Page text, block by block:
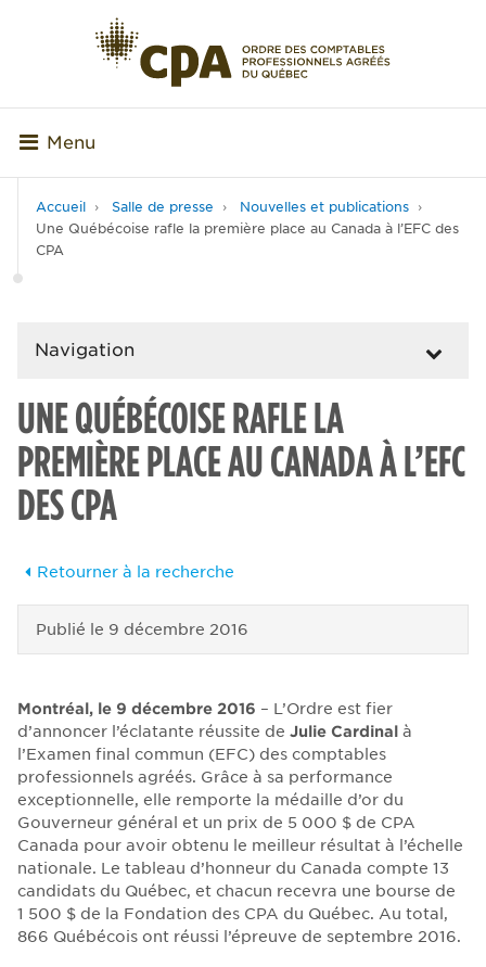
Menu
Accueil Salle de presse
Nouvelles et publications
Une Québécoise rafle la première place au Canada à l’EFC des
CPA
Navigation
UNE QUÉBÉCOISE RAFLE LA
PREMIÈRE PLACE AU CANADA À L’EFC
DES CPA
Retourner à la recherche
Publié le 9 décembre 2016
Montréal, le 9 décembre 2016 – L’Ordre est fier
d’annoncer l’éclatante réussite de Julie Cardinal à
l’Examen final commun (EFC) des comptables
professionnels agréés. Grâce à sa performance
exceptionnelle, elle remporte la médaille d’or du
Gouverneur général et un prix de 5 000 $ de CPA
Canada pour avoir obtenu le meilleur résultat à l’échelle
nationale. Le tableau d’honneur du Canada compte 13
candidats du Québec, et chacun recevra une bourse de
1 500 $ de la Fondation des CPA du Québec. Au total,
866 Québécois ont réussi l’épreuve de septembre 2016.